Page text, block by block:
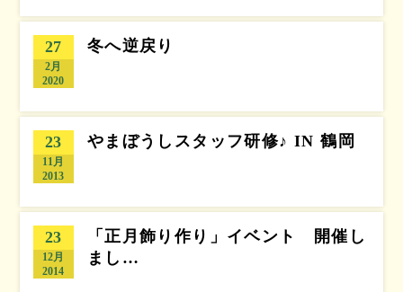
27
2月
2020
冬へ逆戻り
23
11月
2013
やまぼうしスタッフ研修♪ IN 鶴岡
23
12月
2014
「正月飾り作り」イベント 開催し
まし…